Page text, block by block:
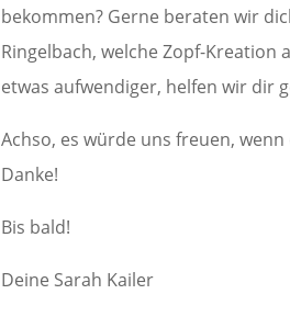
bekommen? Gerne beraten wir
Ringelbach, welche Zopf-Kreation
etwas aufwendiger, helfen wir dir
Achso, es würde uns freuen,
Danke!
Bis bald!
Deine Sarah Kailer